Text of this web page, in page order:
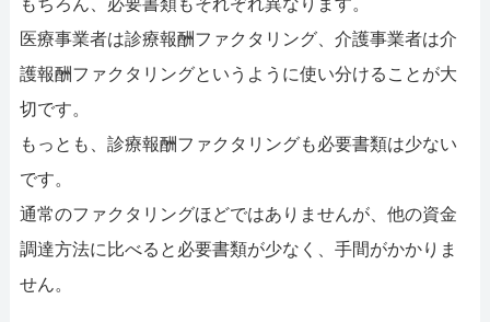
医療事業者は診療報酬ファクタリング、介護事業者は介
護報酬ファクタリングというように使い分けることが大
切です。
もっとも、診療報酬ファクタリングも必要書類は少ない
です。
通常のファクタリングほどではありませんが、他の資金
調達方法に比べると必要書類が少なく、手間がかかりま
せん。